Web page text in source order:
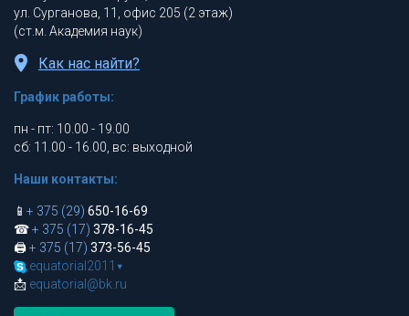
ул. Сурганова, 11, офис 205 (2 этаж)
(ст.м. Академия наук)
Как нас найти?
График работы:
пн - пт: 10.00 - 19.00
сб: 11.00 - 16.00, вс: выходной
Наши контакты:
📱 + 375 (29) 650-16-69
☎+ 375 (17) 378-16-45
🖨+ 375 (17) 373-56-45
equatorial2011 ▾
📩 equatorial@bk.ru